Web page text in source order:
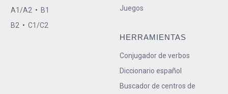
A1/A2 • B1
B2 • C1/C2
Juegos
HERRAMIENTAS
Conjugador de verbos
Diccionario español
Buscador de centros de